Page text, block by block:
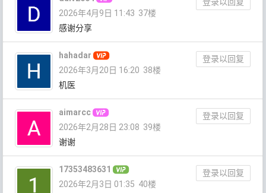
登录以回复
2026年4月9日 11:43 37楼
感谢分享
hahadar
登录以回复
2026年3月20日 16:20 38楼
机医
aimarcc
登录以回复
2026年2月28日 23:08 39楼
谢谢
17353483631
登录以回复
2026年2月3日 01:35 40楼